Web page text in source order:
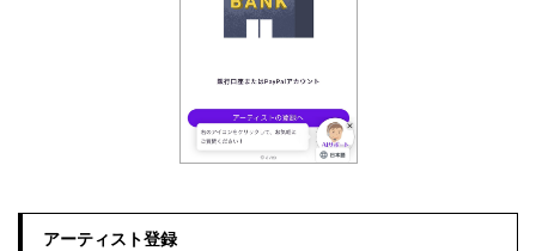
アーティスト登録